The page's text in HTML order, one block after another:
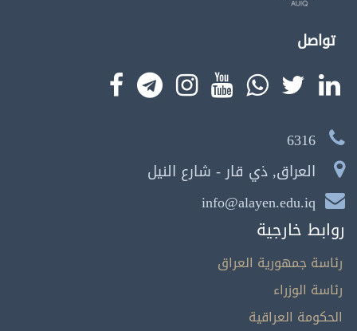
تواصل
6316
العراق, ذي قار - شارع النيل
info@alayen.edu.iq
روابط خارجية
رئاسة جمهورية العراق
رئاسة الوزراء
الحكومة العراقية